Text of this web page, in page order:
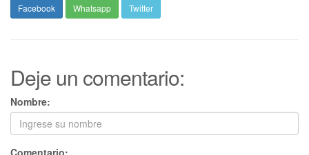
Facebook Whatsapp Twitter
Deje un comentario:
Nombre:
Comentario: